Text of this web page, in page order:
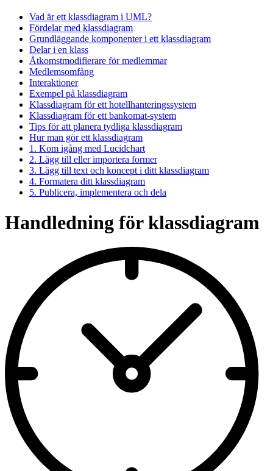
Vad är ett klassdiagram i UML?
Fördelar med klassdiagram
Grundläggande komponenter i ett klassdiagram
Delar i en klass
Åtkomstmodifierare för medlemmar
Medlemsomfång
Interaktioner
Exempel på klassdiagram
Klassdiagram för ett hotellhanteringssystem
Klassdiagram för ett bankomat-system
Tips för att planera tydliga klassdiagram
Hur man gör ett klassdiagram
1. Kom igång med Lucidchart
2. Lägg till eller importera former
3. Lägg till text och koncept i ditt klassdiagram
4. Formatera ditt klassdiagram
5. Publicera, implementera och dela
Handledning för klassdiagram